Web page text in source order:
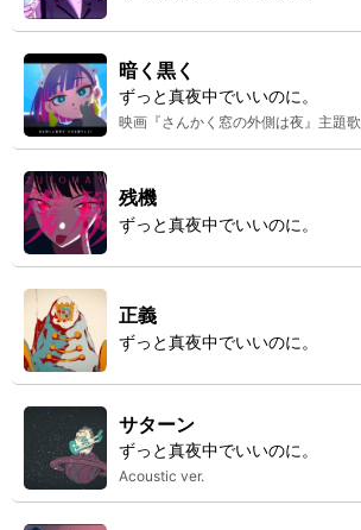
暗く黒く
ずっと真夜中でいいのに。
映画『さんかく窓の外側は夜』主題歌
残機
ずっと真夜中でいいのに。
正義
ずっと真夜中でいいのに。
サターン
ずっと真夜中でいいのに。
Acoustic ver.